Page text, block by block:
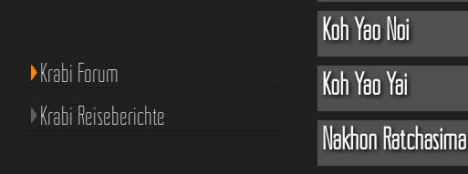
Koh Yao Noi
Koh Yao Yai
Nakhon Ratchasima
Krabi Forum
Krabi Reiseberichte